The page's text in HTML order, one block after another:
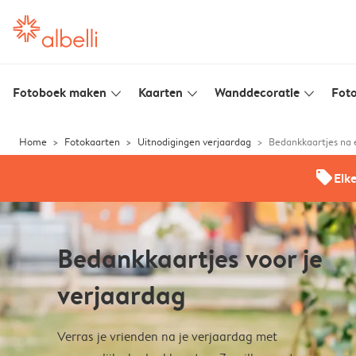
Fotoboek maken slim_arrow_down Kaarten slim_arrow_down Wanddecoratie slim_arrow_down
Home Fotokaarten Uitnodigingen verjaardag Bedankkaartjes na
offers
Bedankkaartjes voor je
verjaardag
Verras je vrienden na je verjaardag met